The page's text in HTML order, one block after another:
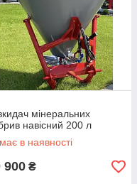
мінеральних
навісний 200 л
в наявності
900 ₴